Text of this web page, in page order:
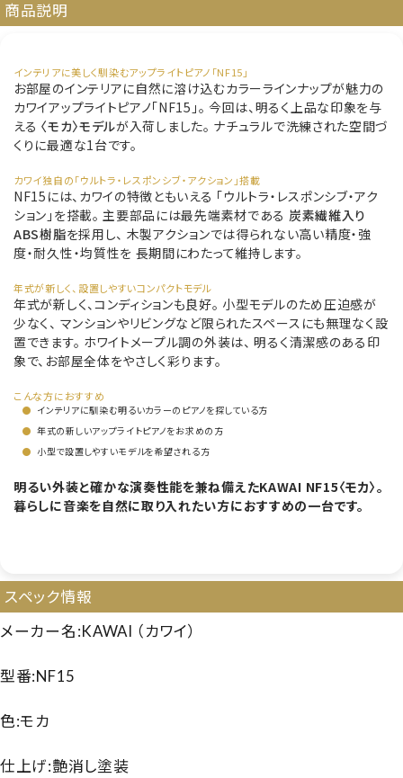
商品説明
インテリアに美しく馴染むアップライトピアノ「NF15」
お部屋のインテリアに自然に溶け込むカラーラインナップが魅力の
カワイアップライトピアノ「NF15」。 今回は、明るく上品な印象を与
える 〈モカ〉モデルが入荷しました。 ナチュラルで洗練された空間づ
くりに最適な1台です。
カワイ独自の「ウルトラ・レスポンシブ・アクション」搭載
NF15には、カワイの特徴ともいえる 「ウルトラ・レスポンシブ・アク
ション」を搭載。 主要部品には最先端素材である 炭素繊維入り
ABS樹脂を採用し、 木製アクションでは得られない高い精度・強
度・耐久性・均質性を 長期間にわたって維持します。
年式が新しく、設置しやすいコンパクトモデル
年式が新しく、コンディションも良好。 小型モデルのため圧迫感が
少なく、 マンションやリビングなど限られたスペースにも無理なく設
置できます。 ホワイトメープル調の外装は、 明るく清潔感のある印
象で、お部屋全体をやさしく彩ります。
こんな方におすすめ
● インテリアに馴染む明るいカラーのピアノを探している方
● 年式の新しいアップライトピアノをお求めの方
● 小型で設置しやすいモデルを希望される方
明るい外装と確かな演奏性能を兼ね備えたKAWAI NF15〈モカ〉。
暮らしに音楽を自然に取り入れたい方におすすめの一台です。
スペック情報
メーカー名:KAWAI （カワイ）
型番:NF15
色:モカ
仕上げ:艶消し塗装